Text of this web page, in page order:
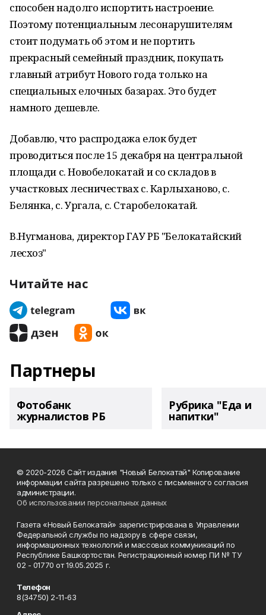
способен надолго испортить настроение.
Поэтому потенциальным лесонарушителям
стоит подумать об этом и не портить
прекрасный семейный праздник, покупать
главный атрибут Нового года только на
специальных елочных базарах. Это будет
намного дешевле.
Добавлю, что распродажа елок будет
проводиться после 15 декабря на центральной
площади с. Новобелокатай и со складов в
участковых лесничествах с. Карлыханово, с.
Белянка, с. Ургала, с. Старобелокатай.
В.Нугманова, директор ГАУ РБ "Белокатайский
лесхоз"
Читайте нас
Партнеры
Фотобанк
журналистов РБ
Рубрика "Еда и
напитки"
© 2020-2026 Сайт издания "Новый Белокатай" Копирование
информации сайта разрешено только с письменного согласия
администрации.
Об использовании персональных данных
Газета «Новый Белокатай» зарегистрирована в Управлении
Федеральной службы по надзору в сфере связи,
информационных технологий и массовых коммуникаций по
Республике Башкортостан. Регистрационный номер ПИ № ТУ
02 - 01770 от 19.05.2025 г.
Телефон
8(34750) 2-11-63